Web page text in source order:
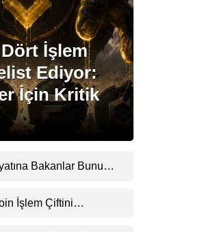
Instagram
Youtube
TikTok
İşlem
Ediyor:
İçin Kritik
Bakanlar Bunu
İşlem Çiftini